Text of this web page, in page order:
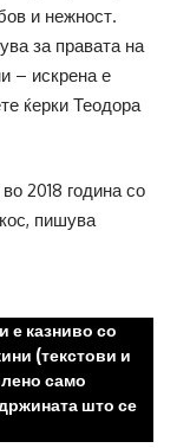
и нежност.
за правата на
– искрена е
ќерки Теодора
2018 година со
пишува
е казниво со
(текстови и
само
што се